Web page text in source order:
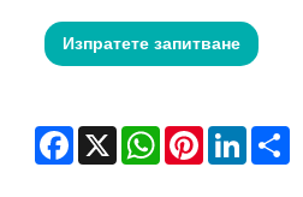
Изпратете запитване
Facebook
X WhatsAppPinterestLinkedIn